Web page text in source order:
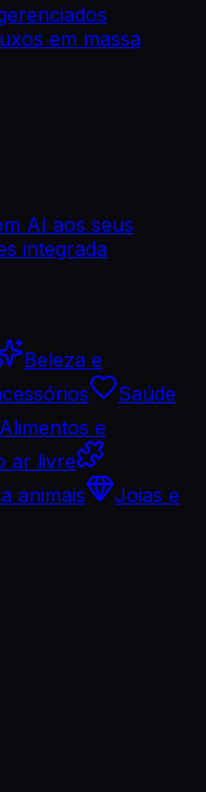
em massa
AI aos seus
integrada
Beleza e
Saúde
Alimentos e
ar livre
animais
Joias e